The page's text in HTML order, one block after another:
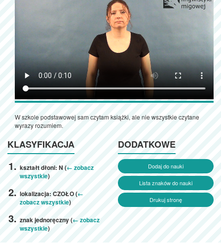
W szkole podstawowej sam czytam książki, ale nie wszystkie czytane
wyrazy rozumiem.
KLASYFIKACJA
kształt dłoni: N (← zobacz
wszystkie)
lokalizacja: CZOŁO (←
zobacz wszystkie)
znak jednoręczny (← zobacz
wszystkie)
DODATKOWE
Dodaj do nauki
Lista znaków do nauki
Drukuj stronę